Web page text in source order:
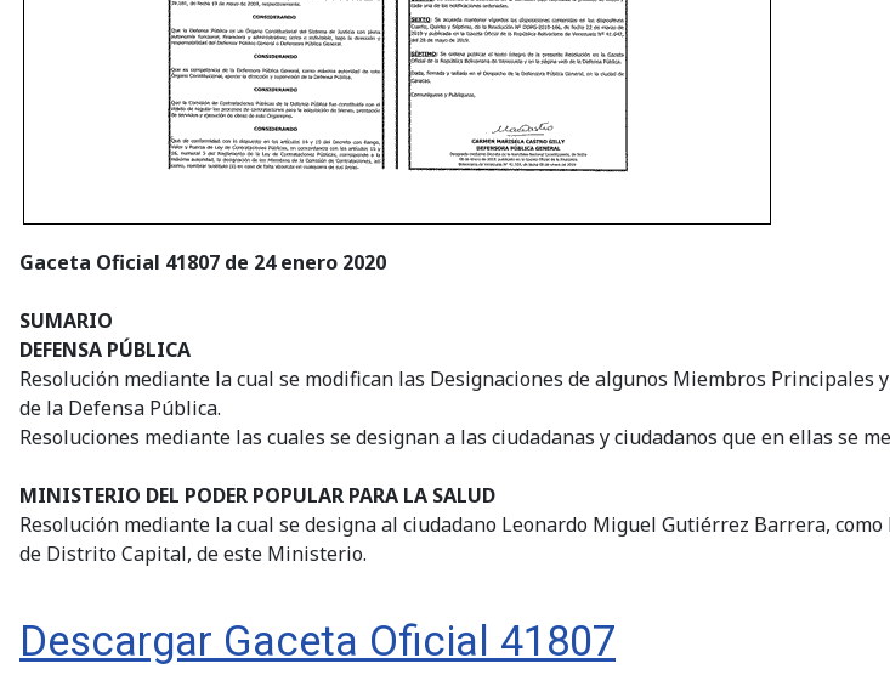
Gaceta Oficial 41807 de 24 enero 2020
SUMARIO
DEFENSA PÚBLICA
Resolución mediante la cual se modifican las Designaciones de algunos Miembros
de la Defensa Pública.
Resoluciones mediante las cuales se designan a las ciudadanas y ciudadanos que en ellas se
MINISTERIO DEL PODER POPULAR PARA LA SALUD
Resolución mediante la cual se designa al ciudadano Leonardo Miguel Gutiérrez Barrera,
de Distrito Capital, de este Ministerio.
Descargar Gaceta Oficial 41807